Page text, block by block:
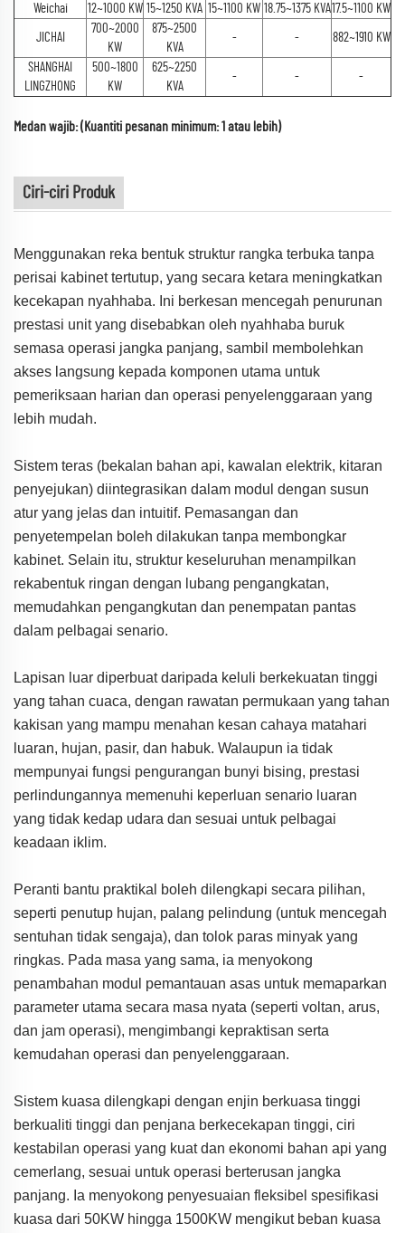
Weichai 12~1000 KW 15~1250 KVA 15~1100 KW 18.75~1375 KVA17.5~1100 KW
JICHAI
700~2000
KW
875~2500
KVA
- - 882~1910 KW
SHANGHAI
LINGZHONG
500~1800
KW
625~2250
KVA
- - -
Medan wajib: (Kuantiti pesanan minimum: 1 atau lebih)
Ciri-ciri Produk
Menggunakan reka bentuk struktur rangka terbuka tanpa
perisai kabinet tertutup, yang secara ketara meningkatkan
kecekapan nyahhaba. Ini berkesan mencegah penurunan
prestasi unit yang disebabkan oleh nyahhaba buruk
semasa operasi jangka panjang, sambil membolehkan
akses langsung kepada komponen utama untuk
pemeriksaan harian dan operasi penyelenggaraan yang
lebih mudah.
Sistem teras (bekalan bahan api, kawalan elektrik, kitaran
penyejukan) diintegrasikan dalam modul dengan susun
atur yang jelas dan intuitif. Pemasangan dan
penyetempelan boleh dilakukan tanpa membongkar
kabinet. Selain itu, struktur keseluruhan menampilkan
rekabentuk ringan dengan lubang pengangkatan,
memudahkan pengangkutan dan penempatan pantas
dalam pelbagai senario.
Lapisan luar diperbuat daripada keluli berkekuatan tinggi
yang tahan cuaca, dengan rawatan permukaan yang tahan
kakisan yang mampu menahan kesan cahaya matahari
luaran, hujan, pasir, dan habuk. Walaupun ia tidak
mempunyai fungsi pengurangan bunyi bising, prestasi
perlindungannya memenuhi keperluan senario luaran
yang tidak kedap udara dan sesuai untuk pelbagai
keadaan iklim.
Peranti bantu praktikal boleh dilengkapi secara pilihan,
seperti penutup hujan, palang pelindung (untuk mencegah
sentuhan tidak sengaja), dan tolok paras minyak yang
ringkas. Pada masa yang sama, ia menyokong
penambahan modul pemantauan asas untuk memaparkan
parameter utama secara masa nyata (seperti voltan, arus,
dan jam operasi), mengimbangi kepraktisan serta
kemudahan operasi dan penyelenggaraan.
Sistem kuasa dilengkapi dengan enjin berkuasa tinggi
berkualiti tinggi dan penjana berkecekapan tinggi, ciri
kestabilan operasi yang kuat dan ekonomi bahan api yang
cemerlang, sesuai untuk operasi berterusan jangka
panjang. Ia menyokong penyesuaian fleksibel spesifikasi
kuasa dari 50KW hingga 1500KW mengikut beban kuasa